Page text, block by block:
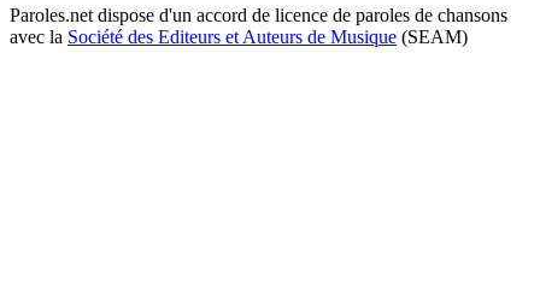
Paroles.net dispose d'un accord de licence de paroles de chansons
avec la Société des Editeurs et Auteurs de Musique (SEAM)